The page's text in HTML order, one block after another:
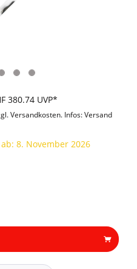
380.74 UVP*
Versandkosten. Infos: Versand
8. November 2026